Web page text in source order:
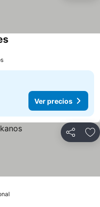
Ver precios
Ver precios
Compartir